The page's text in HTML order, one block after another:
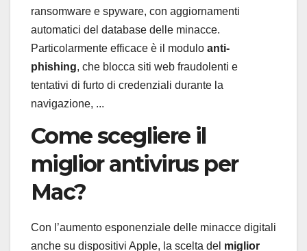
ransomware e spyware, con aggiornamenti
automatici del database delle minacce.
Particolarmente efficace è il modulo anti-
phishing, che blocca siti web fraudolenti e
tentativi di furto di credenziali durante la
navigazione, ...
Come scegliere il
miglior antivirus per
Mac?
Con l’aumento esponenziale delle minacce digitali
anche su dispositivi Apple, la scelta del miglior